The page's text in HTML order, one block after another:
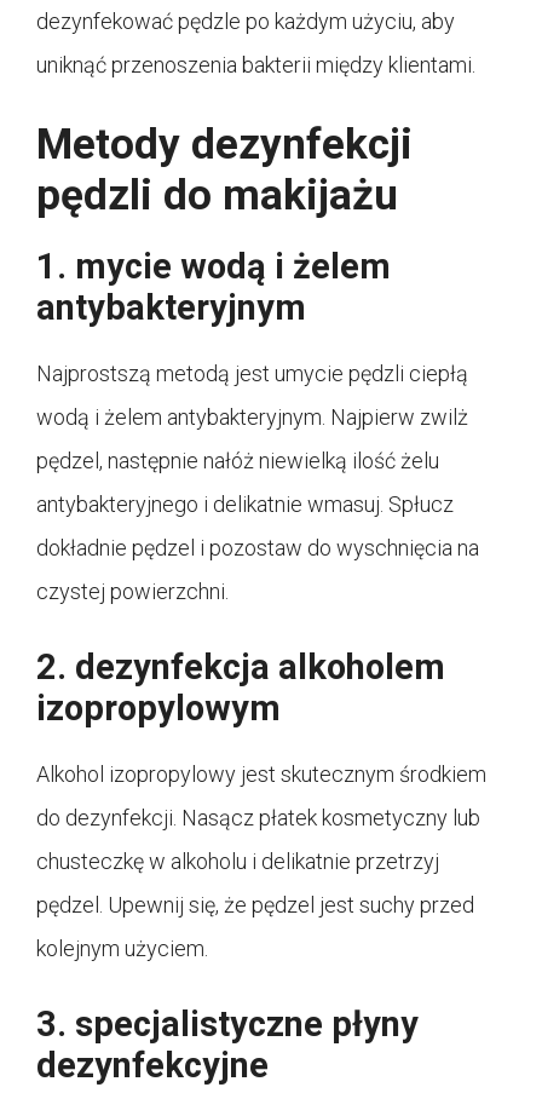
dezynfekować pędzle po każdym użyciu, aby
uniknąć przenoszenia bakterii między klientami.
Metody dezynfekcji
pędzli do makijażu
1. mycie wodą i żelem
antybakteryjnym
Najprostszą metodą jest umycie pędzli ciepłą
wodą i żelem antybakteryjnym. Najpierw zwilż
pędzel, następnie nałóż niewielką ilość żelu
antybakteryjnego i delikatnie wmasuj. Spłucz
dokładnie pędzel i pozostaw do wyschnięcia na
czystej powierzchni.
2. dezynfekcja alkoholem
izopropylowym
Alkohol izopropylowy jest skutecznym środkiem
do dezynfekcji. Nasącz płatek kosmetyczny lub
chusteczkę w alkoholu i delikatnie przetrzyj
pędzel. Upewnij się, że pędzel jest suchy przed
kolejnym użyciem.
3. specjalistyczne płyny
dezynfekcyjne